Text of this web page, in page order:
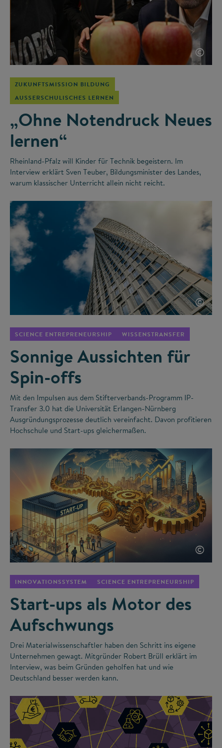
©
ZUKUNFTSMISSION BILDUNG
AUSSERSCHULISCHES LERNEN
„Ohne Notendruck Neues
lernen“
Rheinland-Pfalz will Kinder für Technik begeistern. Im
Interview erklärt Sven Teuber, Bildungsminister des Landes,
warum klassischer Unterricht allein nicht reicht.
©
SCIENCE ENTREPRENEURSHIP WISSENSTRANSFER
Sonnige Aussichten für
Spin-offs
Mit den Impulsen aus dem Stifterverbands-Programm IP-
Transfer 3.0 hat die Universität Erlangen-Nürnberg
Ausgründungsprozesse deutlich vereinfacht. Davon profitieren
Hochschule und Start-ups gleichermaßen.
©
INNOVATIONSSYSTEM SCIENCE ENTREPRENEURSHIP
Start-ups als Motor des
Aufschwungs
Drei Materialwissenschaftler haben den Schritt ins eigene
Unternehmen gewagt. Mitgründer Robert Brüll erklärt im
Interview, was beim Gründen geholfen hat und wie
Deutschland besser werden kann.